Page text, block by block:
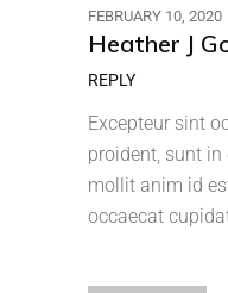
FEBRUARY 10, 2020
Heather J
REPLY
Excepteur sint
proident, sunt
mollit anim id
occaecat